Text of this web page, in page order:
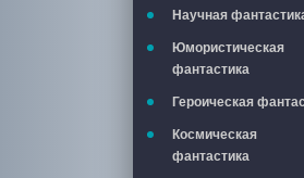
Научная
Юмористическая
фантастика
Героическая
Космическая
фантастика